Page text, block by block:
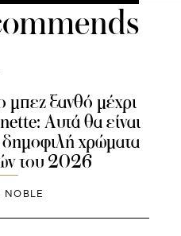
μπεζ ξανθό μέχρι
Αυτά θα είναι
δημοφιλή χρώματα
του 2026
NOBLE